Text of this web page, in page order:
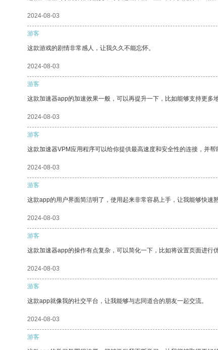
2024-08-03
游客
这款游戏的剧情非常感人，让我久久不能忘怀。
2024-08-03
游客
这款加速器app的加速效果一般，可以再提升一下，比如能够支持更多
2024-08-03
游客
这款加速器VPM应用程序可以给你提供最高速度和安全性的连接，并帮
2024-08-03
游客
这款app的用户界面简洁明了，使用起来非常容易上手，让我能够快速
2024-08-03
游客
这款加速器app的操作有点复杂，可以简化一下，比如将设置页面进行优
2024-08-03
游客
这款app就像我的社交平台，让我能够与志同道合的朋友一起交流。
2024-08-03
游客